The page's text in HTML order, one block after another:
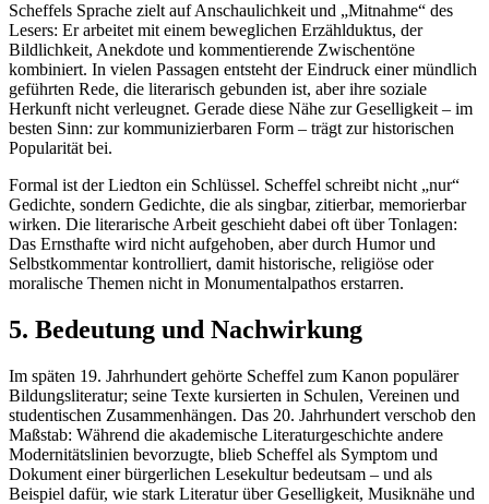
Scheffels Sprache zielt auf Anschaulichkeit und „Mitnahme“ des
Lesers: Er arbeitet mit einem beweglichen Erzählduktus, der
Bildlichkeit, Anekdote und kommentierende Zwischentöne
kombiniert. In vielen Passagen entsteht der Eindruck einer mündlich
geführten Rede, die literarisch gebunden ist, aber ihre soziale
Herkunft nicht verleugnet. Gerade diese Nähe zur Geselligkeit – im
besten Sinn: zur kommunizierbaren Form – trägt zur historischen
Popularität bei.
Formal ist der Liedton ein Schlüssel. Scheffel schreibt nicht „nur“
Gedichte, sondern Gedichte, die als singbar, zitierbar, memorierbar
wirken. Die literarische Arbeit geschieht dabei oft über Tonlagen:
Das Ernsthafte wird nicht aufgehoben, aber durch Humor und
Selbstkommentar kontrolliert, damit historische, religiöse oder
moralische Themen nicht in Monumentalpathos erstarren.
5. Bedeutung und Nachwirkung
Im späten 19. Jahrhundert gehörte Scheffel zum Kanon populärer
Bildungsliteratur; seine Texte kursierten in Schulen, Vereinen und
studentischen Zusammenhängen. Das 20. Jahrhundert verschob den
Maßstab: Während die akademische Literaturgeschichte andere
Modernitätslinien bevorzugte, blieb Scheffel als Symptom und
Dokument einer bürgerlichen Lesekultur bedeutsam – und als
Beispiel dafür, wie stark Literatur über Geselligkeit, Musiknähe und